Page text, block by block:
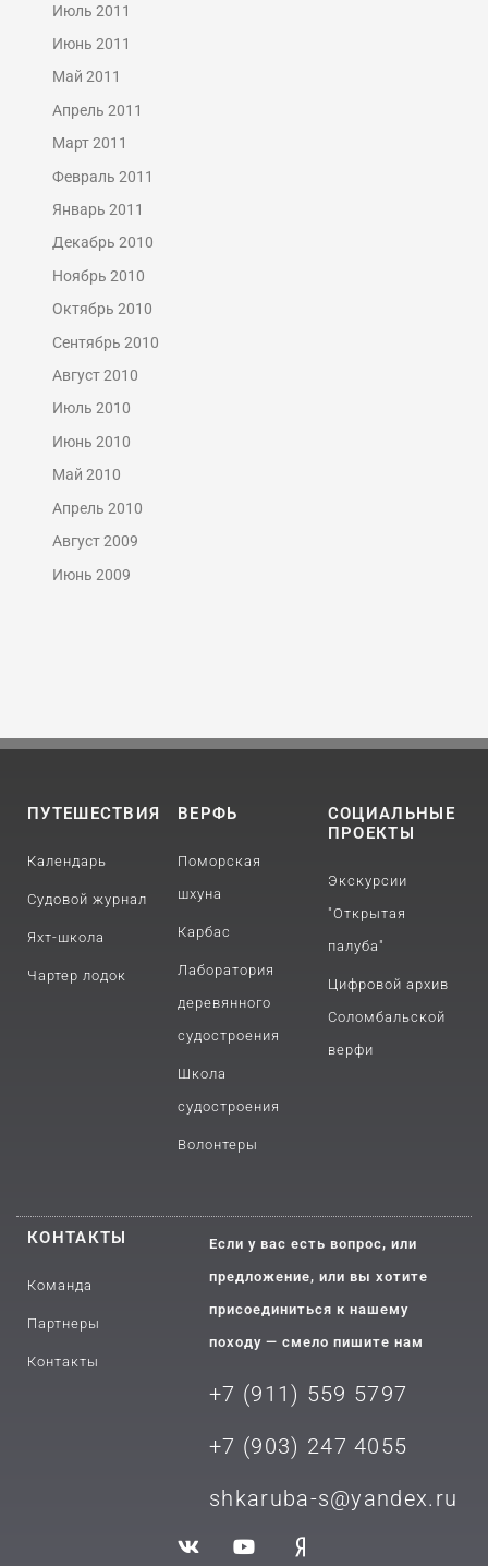
Июль 2011
Июнь 2011
Май 2011
Апрель 2011
Март 2011
Февраль 2011
Январь 2011
Декабрь 2010
Ноябрь 2010
Октябрь 2010
Сентябрь 2010
Август 2010
Июль 2010
Июнь 2010
Май 2010
Апрель 2010
Август 2009
Июнь 2009
ПУТЕШЕСТВИЯ
Календарь
Судовой журнал
Яхт-школа
Чартер лодок
ВЕРФЬ
Поморская
шхуна
Карбас
Лаборатория
деревянного
судостроения
Школа
судостроения
Волонтеры
СОЦИАЛЬНЫЕ
ПРОЕКТЫ
Экскурсии
"Открытая
палуба"
Цифровой архив
Соломбальской
верфи
КОНТАКТЫ
Команда
Партнеры
Контакты
Если у вас есть вопрос, или
предложение, или вы хотите
присоединиться к нашему
походу — смело пишите нам
+7 (911) 559 5797
+7 (903) 247 4055
shkaruba-s@yandex.ru
k
o
Y
a